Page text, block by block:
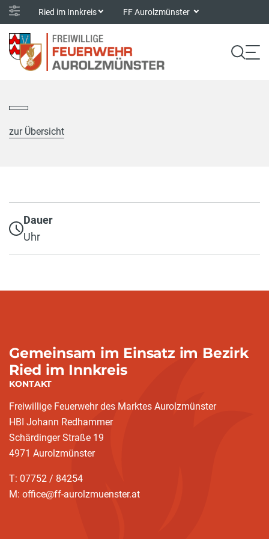
Ried im Innkreis FF Aurolzmünster
zur Übersicht
Dauer
Uhr
Gemeinsam im Einsatz im Bezirk
Ried im Innkreis
KONTAKT
Freiwillige Feuerwehr des Marktes Aurolzmünster
HBI Johann Redhammer
Schärdinger Straße 19
4971 Aurolzmünster
T: 07752 / 84254
M: office@ff-aurolzmuenster.at